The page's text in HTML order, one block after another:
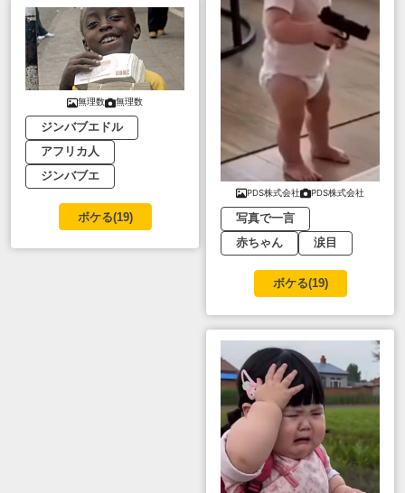
無理数 無理数
ジンバブエドル
アフリカ人
ジンバブエ
ボケる(19)
PDS株式会社 PDS株式会社
写真で一言
赤ちゃん
涙目
ボケる(19)